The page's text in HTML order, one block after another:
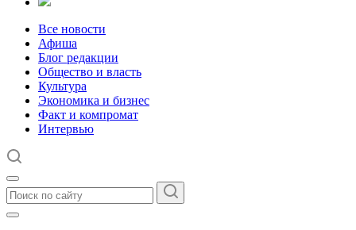
Все новости
Афиша
Блог редакции
Общество и власть
Культура
Экономика и бизнес
Факт и компромат
Интервью